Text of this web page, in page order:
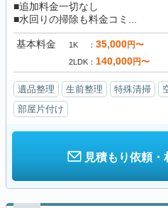
■追加料金一切なし
■水回りの掃除も料金コミ...
基本料金 1K 35,000円〜
2LDK 140,000円〜
遺品整理 生前整理 特殊清掃
部屋片付け
見積もり依頼・